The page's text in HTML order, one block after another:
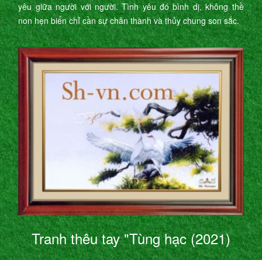
yêu giữa người với người. Tình yêu đó bình dị, không thề
non hẹn biển chỉ cần sự chân thành và thủy chung son sắc.
Tranh thêu tay "Tùng hạc (2021)